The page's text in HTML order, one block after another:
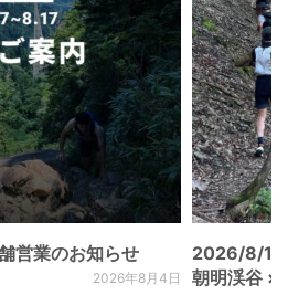
営業のお知らせ
2026年8月4日
2026/8/
朝明渓谷 ×